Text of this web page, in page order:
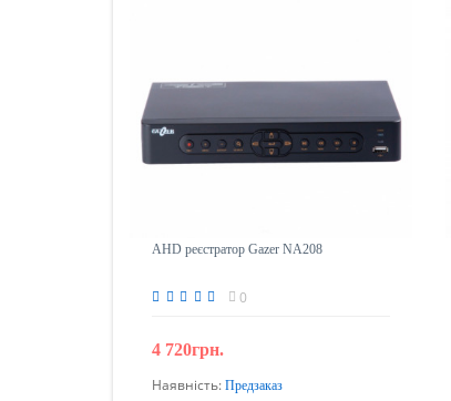
AHD реєстратор Gazer NA208
0
4 720грн.
Передзамовлення
Наявність: Предзаказ